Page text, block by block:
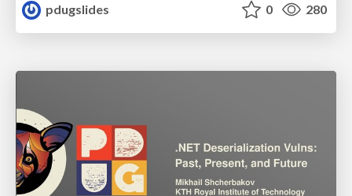
pdugslides
0 280